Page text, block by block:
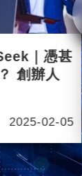
｜憑甚
創辦人
2025-02-05